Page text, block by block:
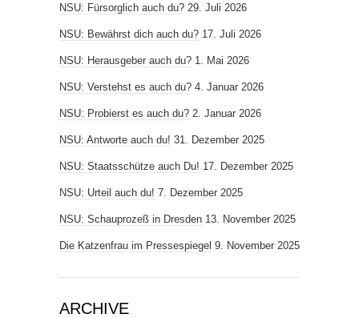
NSU: Fürsorglich auch du? 29. Juli 2026
NSU: Bewährst dich auch du? 17. Juli 2026
NSU: Herausgeber auch du? 1. Mai 2026
NSU: Verstehst es auch du? 4. Januar 2026
NSU: Probierst es auch du? 2. Januar 2026
NSU: Antworte auch du! 31. Dezember 2025
NSU: Staatsschütze auch Du! 17. Dezember 2025
NSU: Urteil auch du! 7. Dezember 2025
NSU: Schauprozeß in Dresden 13. November 2025
Die Katzenfrau im Pressespiegel 9. November 2025
ARCHIVE